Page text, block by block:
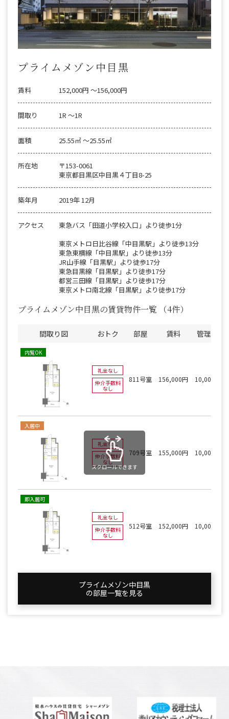
プライムメゾン中目黒
賃料 152,000円 〜156,000円
間取り 1R 〜1R
面積 25.55㎡ 〜25.55㎡
所在地
〒153-0061
東京都目黒区中目黒４丁目8-25
築年月 2019年 12月
アクセス
東急バス「田道小学校入口」より徒歩1分
東京メトロ日比谷線「中目黒駅」より徒歩13分
東急東横線「中目黒駅」より徒歩13分
JR山手線「目黒駅」より徒歩17分
東急目黒線「目黒駅」より徒歩17分
都営三田線「目黒駅」より徒歩17分
東京メトロ南北線「目黒駅」より徒歩17分
プライムメゾン中目黒の賃貸物件一覧 （4件）
間取り図 おトク 部屋 賃料 管理費
内覧OK
礼金なし
仲介手数料
なし
811号室 156,000円 10,000円
入居中
礼金なし
仲介手数料
なし
709号室 155,000円 10,000円
即入居可
礼金なし
仲介手数料
なし
512号室 152,000円 10,000円
スクロールできます
プライムメゾン中目黒
の部屋一覧を⾒る